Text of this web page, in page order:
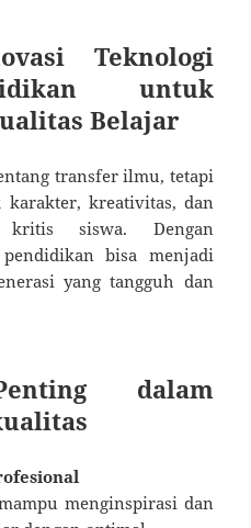
Teknologi
untuk
Belajar
transfer ilmu, tetapi
kreativitas, dan
kritis siswa. Dengan
bisa menjadi
yang tangguh dan
dalam
menginspirasi dan